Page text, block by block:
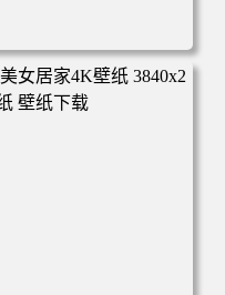
4K壁纸 3840x2160 电